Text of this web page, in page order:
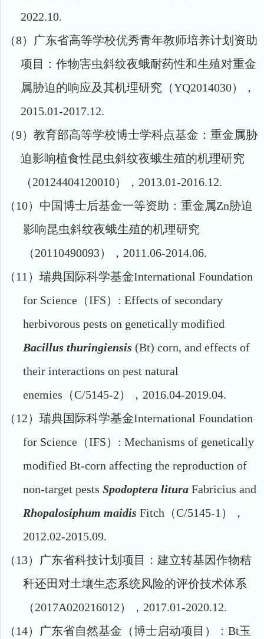
2022.10.
（8） 广东省高等学校优秀青年教师培养计划资助
项目：作物害虫斜纹夜蛾耐药性和生殖对重金
属胁迫的响应及其机理研究（YQ2014030），
2015.01-2017.12.
（9） 教育部高等学校博士学科点基金：重金属胁
迫影响植食性昆虫斜纹夜蛾生殖的机理研究
（20124404120010）， 2013.01-2016.12.
（10） 中国博士后基金一等资助：重金属Zn胁迫
影响昆虫斜纹夜蛾生殖的机理研究
（20110490093）， 2011.06-2014.06.
（11） 瑞典国际科学基金International Foundation
for Science （IFS） : Effects of secondary
herbivorous pests on genetically modified
Bacillus thuringiensis (Bt) corn, and effects of
their interactions on pest natural
enemies （C/5145-2）， 2016.04-2019.04.
（12） 瑞典国际科学基金International Foundation
for Science （IFS） : Mechanisms of genetically
modified Bt-corn affecting the reproduction of
non-target pests Spodoptera litura Fabricius and
Rhopalosiphum maidis Fitch （C/5145-1 ），
2012.02-2015.09.
（13） 广东省科技计划项目 ：建立转基因作物秸
秆还田对土壤生态系统风险的评价技术体系
（2017A020216012）， 2017.01-2020.12.
（14） 广东省自然基金（博士启动项目）： Bt玉